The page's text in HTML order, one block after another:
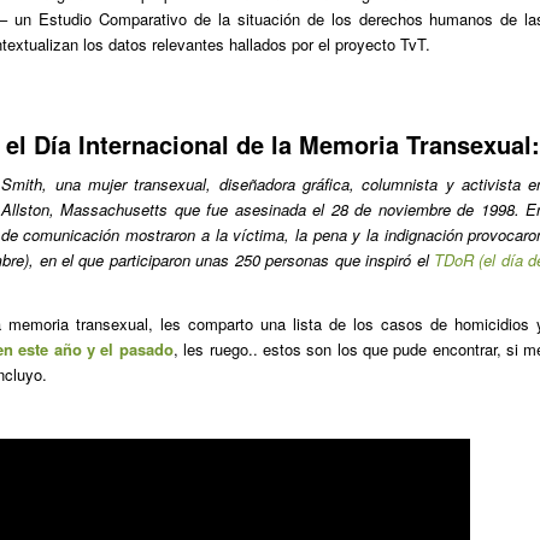
un Estudio Comparativo de la situación de los derechos humanos de
los datos relevantes hallados por el proyecto TvT.
Día Internacional de la Memoria Transexual:
una mujer transexual, diseñadora gráfica, columnista y activista
Massachusetts que fue asesinada el 28 de noviembre de 1998.
comunicación mostraron a la víctima, la pena y la indignación
en el que participaron unas 250 personas que inspiró el TDoR (el día
transexual, les comparto una lista de los casos de homicidios
este año y el pasado, les ruego.. estos son los que pude encontrar, si